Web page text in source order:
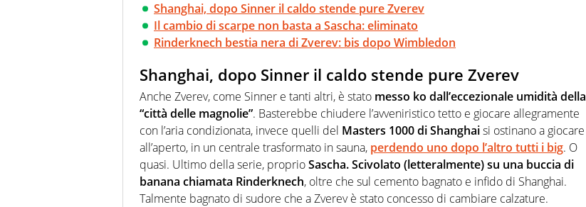
Shanghai, dopo Sinner il caldo stende pure Zverev
Il cambio di scarpe non basta a Sascha: eliminato
Rinderknech bestia nera di Zverev: bis dopo Wimbledon
Shanghai, dopo Sinner il caldo stende pure Zverev
Anche Zverev, come Sinner e tanti altri, è stato messo ko dall’eccezionale umidità della
“città delle magnolie”. Basterebbe chiudere l’avveniristico tetto e giocare allegramente
con l’aria condizionata, invece quelli del Masters 1000 di Shanghaisi ostinano a giocare
all’aperto, in un centrale trasformato in sauna, perdendo uno dopo l’altro tutti i big. O
quasi. Ultimo della serie, proprioSascha. Scivolato (letteralmente) su una buccia di
banana chiamata Rinderknech, oltre che sul cemento bagnato e infido di Shanghai.
Talmente bagnato di sudore che a Zverev è stato concesso di cambiare calzature.